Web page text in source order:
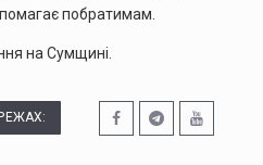
побратимам.
на Сумщині.